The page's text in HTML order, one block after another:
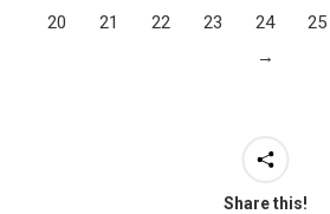
20
21 22 23 24 25
→
Share this!